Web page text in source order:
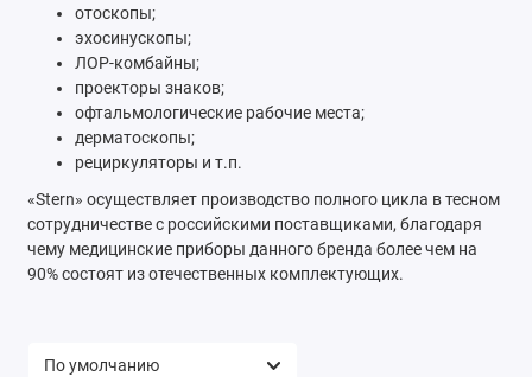
отоскопы;
эхосинускопы;
ЛОР-комбайны;
проекторы знаков;
офтальмологические рабочие места;
дерматоскопы;
рециркуляторы и т.п.
«Stern» осуществляет производство полного цикла в тесном
сотрудничестве с российскими поставщиками, благодаря
чему медицинские приборы данного бренда более чем на
90% состоят из отечественных комплектующих.